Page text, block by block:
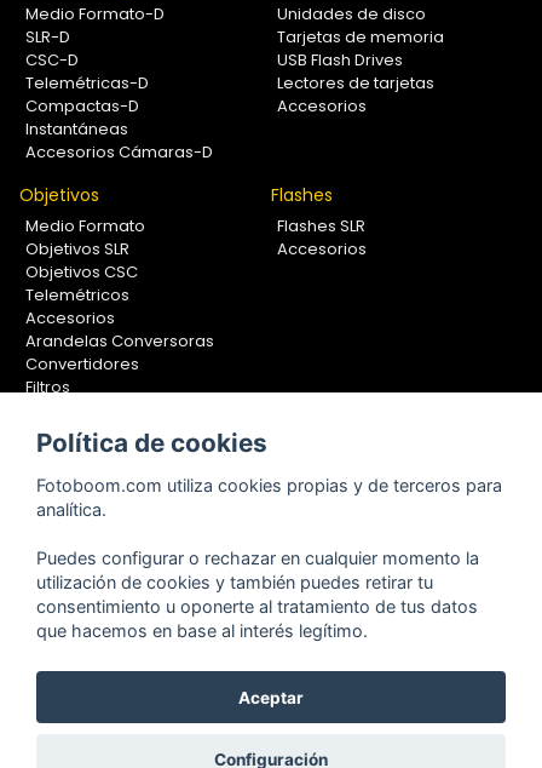
Medio Formato-D
SLR-D
CSC-D
Telemétricas-D
Compactas-D
Instantáneas
Accesorios Cámaras-D
Unidades de disco
Tarjetas de memoria
USB Flash Drives
Lectores de tarjetas
Accesorios
Objetivos
Medio Formato
Objetivos SLR
Objetivos CSC
Telemétricos
Accesorios
Arandelas Conversoras
Convertidores
Filtros
Calibradores
Flashes
Flashes SLR
Accesorios
Soportes Fotografía
Monopiés
Trípodes
Kit Completos
Accesorios
Copyright © 2001-2024, Fotoboom, Fotonet, S.L. CIF. B-83430587
C/ San Romualdo Nº26 - 28037 Madrid - España
Política de cookies
Fotoboom.com utiliza cookies propias y de terceros para
analítica.
Puedes configurar o rechazar en cualquier momento la
utilización de cookies y también puedes retirar tu
consentimiento u oponerte al tratamiento de tus datos
que hacemos en base al interés legítimo.
Aceptar
Configuración